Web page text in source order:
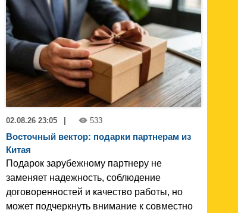
02.08.26 23:05 533
Восточный вектор: подарки партнерам из
Китая
Подарок зарубежному партнеру не
заменяет надежность, соблюдение
договоренностей и качество работы, но
может подчеркнуть внимание к совместно